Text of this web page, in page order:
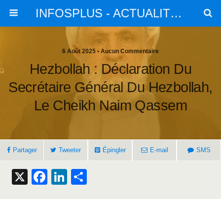
INFOSPLUS - ACTUALITES et INFOS
6 Août 2025 • Aucun Commentaire
Hezbollah : Déclaration Du
Secrétaire Général Du Hezbollah,
Le Cheikh Naim Qassem
Partager Tweeter Épingler E-mail SMS
X
F
Li